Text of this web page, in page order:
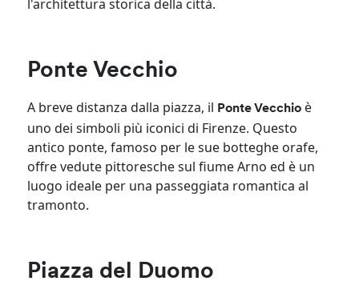
l'architettura storica della città.
Ponte Vecchio
A breve distanza dalla piazza, il Ponte Vecchio è
uno dei simboli più iconici di Firenze. Questo
antico ponte, famoso per le sue botteghe orafe,
offre vedute pittoresche sul fiume Arno ed è un
luogo ideale per una passeggiata romantica al
tramonto.
Piazza del Duomo